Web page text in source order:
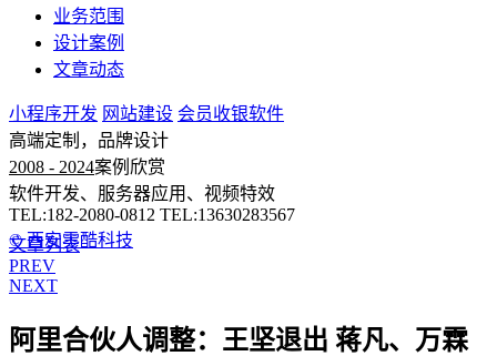
业务范围
设计案例
文章动态
小程序开发 网站建设 会员收银软件
高端定制，品牌设计
2008 - 2024案例欣赏
软件开发、服务器应用、视频特效
TEL:182-2080-0812 TEL:13630283567
© 西安零酷科技
文章列表
PREV
NEXT
阿里合伙人调整：王坚退出 蒋凡、万霖